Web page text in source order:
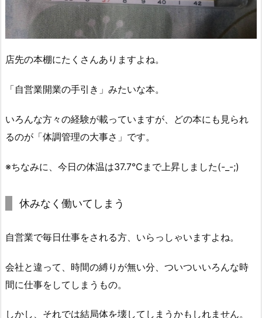
店先の本棚にたくさんありますよね。
「自営業開業の手引き」みたいな本。
いろんな方々の経験が載っていますが、どの本にも見られ
るのが「体調管理の大事さ」です。
※ちなみに、今日の体温は37.7℃まで上昇しました(-_-;)
休みなく働いてしまう
自営業で毎日仕事をされる方、いらっしゃいますよね。
会社と違って、時間の縛りが無い分、ついついいろんな時
間に仕事をしてしまうもの。
しかし、それでは結局体を壊してしまうかもしれません。